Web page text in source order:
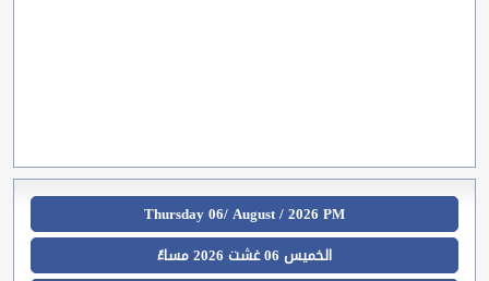
Thursday 06/ August / 2026 PM
الخميس 06 غشت 2026 مساءً